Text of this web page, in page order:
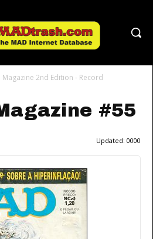
Magazine 2nd Edition - Record
#55
Updated: 0000